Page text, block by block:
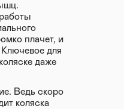
плачет, и
для
даже
Ведь скоро
коляска